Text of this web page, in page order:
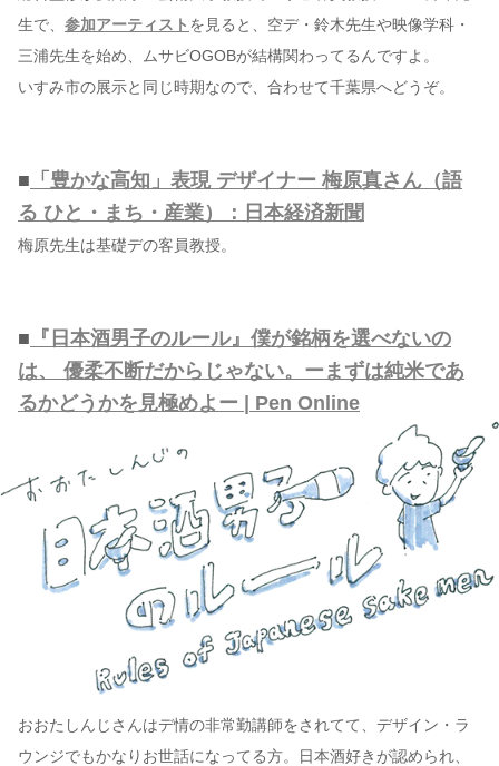
生で、 参加アーティスト を見ると、空デ・鈴木先生や映像学科・
三浦先生を始め、ムサビOGOBが結構関わってるんですよ。
いすみ市の展示と同じ時期なので、合わせて千葉県へどうぞ。
■ 「豊かな高知」表現 デザイナー 梅原真さん（語
る ひと・まち・産業）：日本経済新聞
梅原先生は基礎デの客員教授。
■ 『日本酒男子のルール』僕が銘柄を選べないの
は、 優柔不断だからじゃない。ーまずは純米であ
るかどうかを見極めよー | Pen Online
おおたしんじさんはデ情の非常勤講師をされてて、デザイン・ラ
ウンジでもかなりお世話になってる方。日本酒好きが認められ、